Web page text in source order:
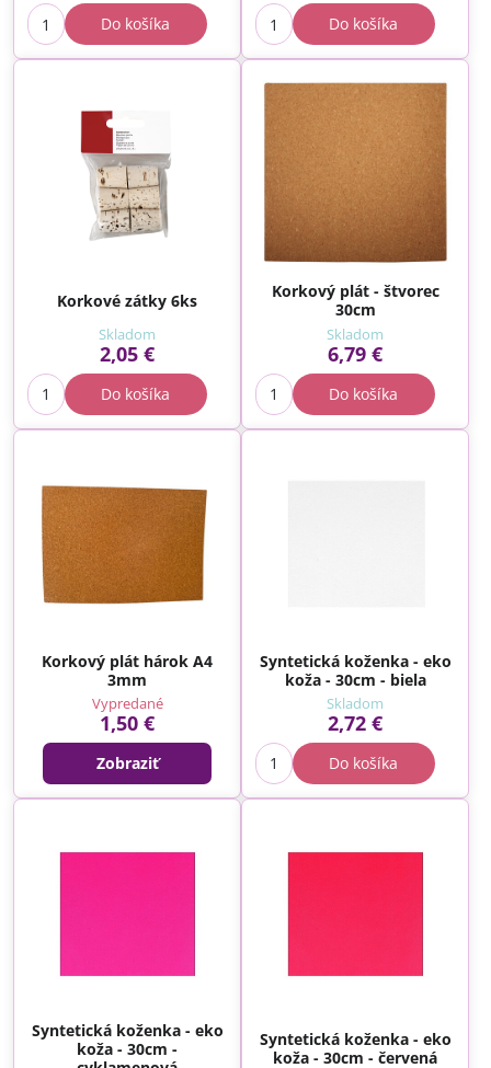
Do košíka Do košíka
Korkové zátky 6ks
Skladom
2,05 €
Do košíka
Korkový plát - štvorec
30cm
Skladom
6,79 €
Do košíka
Korkový plát hárok A4
3mm
Vypredané
1,50 €
Zobraziť
Syntetická koženka - eko
koža - 30cm - biela
Skladom
2,72 €
Do košíka
Syntetická koženka - eko
koža - 30cm -
Syntetická koženka - eko
koža - 30cm - červená